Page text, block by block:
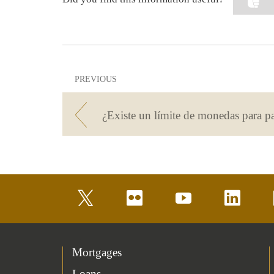
PREVIOUS
flickr youtube linkedin
Mortgages